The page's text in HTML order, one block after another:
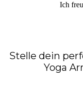
Ich
Stelle dein
Yoga